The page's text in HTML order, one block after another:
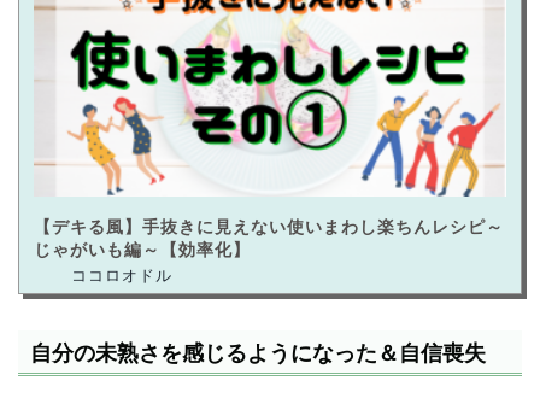
【デキる風】手抜きに見えない使いまわし楽ちんレシピ～
じゃがいも編～【効率化】
自分の未熟さを感じるようになった＆自信喪失